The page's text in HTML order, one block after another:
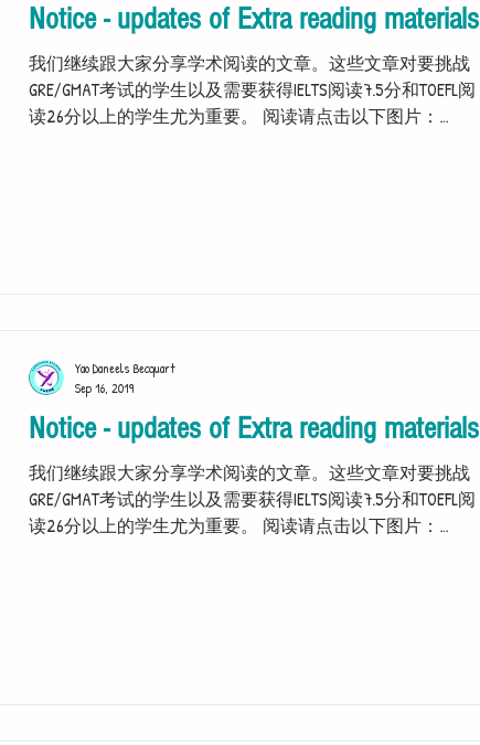
Notice - updates of Extra reading materials
我们继续跟大家分享学术阅读的文章。这些文章对要挑战
GRE/GMAT考试的学生以及需要获得IELTS阅读7.5分和TOEFL阅
读26分以上的学生尤为重要。 阅读请点击以下图片：
Notice - updates of Extra reading materials
我们继续跟大家分享学术阅读的文章。这些文章对要挑战
GRE/GMAT考试的学生以及需要获得IELTS阅读7.5分和TOEFL阅
读26分以上的学生尤为重要。 阅读请点击以下图片：
Yao Daneels Becquart
Sep 16, 2019